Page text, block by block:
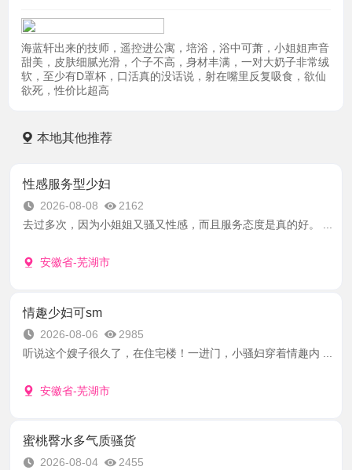
海蓝轩出来的技师，遥控进公寓，培浴，浴中可萧，小姐姐声音
甜美，皮肤细腻光滑，个子不高，身材丰满，一对大奶子非常绒
软，至少有D罩杯，口活真的没话说，射在嘴里反复吸食，欲仙
欲死，性价比超高
本地其他推荐
性感服务型少妇
2026-08-08
2162
去过多次，因为小姐姐又骚又性感，而且服务态度是真的好。 ...
安徽省-芜湖市
情趣少妇可sm
2026-08-06
2985
听说这个嫂子很久了，在住宅楼！一进门，小骚妇穿着情趣内 ...
安徽省-芜湖市
蜜桃臀水多气质骚货
2026-08-04
2455